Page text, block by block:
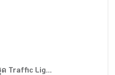
ด Traffic Lig...